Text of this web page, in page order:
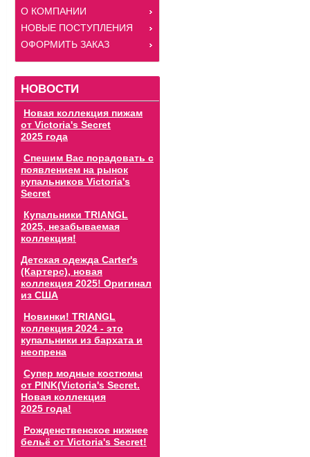
О КОМПАНИИ
НОВЫЕ ПОСТУПЛЕНИЯ
ОФОРМИТЬ ЗАКАЗ
НОВОСТИ
Новая коллекция пижам
от Victoria's Secret
2025 года
Спешим Вас порадовать с
появлением на рынок
купальников Victoria's
Secret
Купальники TRIANGL
2025, незабываемая
коллекция!
Детская одежда Carter's
(Картерс), новая
коллекция 2025! Оригинал
из США
Новинки! TRIANGL
коллекция 2024 - это
купальники из бархата и
неопрена
Супер модные костюмы
от PINK(Victoria's Secret.
Новая коллекция
2025 года!
Рожденственское нижнее
бельё от Victoria's Secret!